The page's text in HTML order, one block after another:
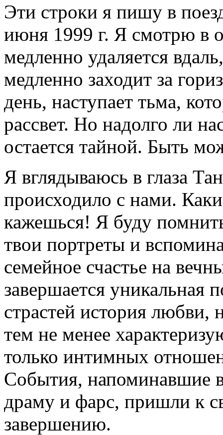
Эти строки я пишу в
июня 1999 г. Я смотрю в
медленно удаляется
медленно заходит за
день, наступает тьма,
рассвет. Но надолго ли
остается тайной. Быть
Я вглядываюсь в глаза
происходило с нами.
кажешься! Я буду
твои портреты и
семейное счастье на
завершается уникальная
страстей история любви,
тем не менее
только интимных
События, напоминавшие
драму и фарс, пришли к
завершению.